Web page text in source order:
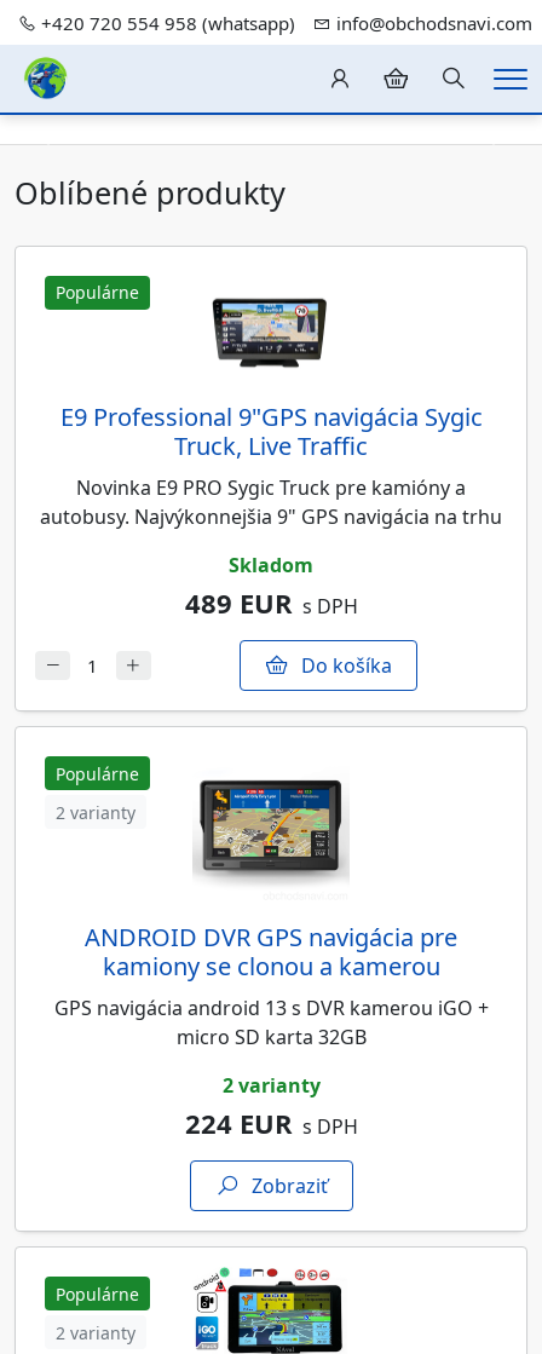
+420 720 554 958 (whatsapp) info@obchodsnavi.com
Hledání
Předchozí
Oblíbené produkty
Populárne
E9 Professional 9"GPS navigácia Sygic
Truck, Live Traffic
Novinka E9 PRO Sygic Truck pre kamióny a
autobusy. Najvýkonnejšia 9" GPS navigácia na trhu
skladom
489 EUR s DPH
Do košíka
Populárne
2 varianty
ANDROID DVR GPS navigácia pre
kamiony se clonou a kamerou
GPS navigácia android 13 s DVR kamerou iGO +
micro SD karta 32GB
2 varianty
224 EUR s DPH
Zobraziť
Populárne
2 varianty